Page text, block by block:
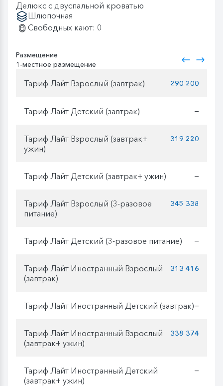
Делюкс с двуспальной кроватью
Шлюпочная
Свободных кают: 0
Размещение
1-местное размещение
Тариф Лайт Взрослый (завтрак) 290 200
Тариф Лайт Детский (завтрак) —
Тариф Лайт Взрослый (завтрак+
ужин)
319 220
Тариф Лайт Детский (завтрак+ ужин) —
Тариф Лайт Взрослый (3-разовое
питание)
345 338
Тариф Лайт Детский (3-разовое питание) —
Тариф Лайт Иностранный Взрослый
(завтрак)
313 416
Тариф Лайт Иностранный Детский (завтрак)—
Тариф Лайт Иностранный Взрослый
(завтрак+ ужин)
338 374
Тариф Лайт Иностранный Детский
(завтрак+ ужин)
—